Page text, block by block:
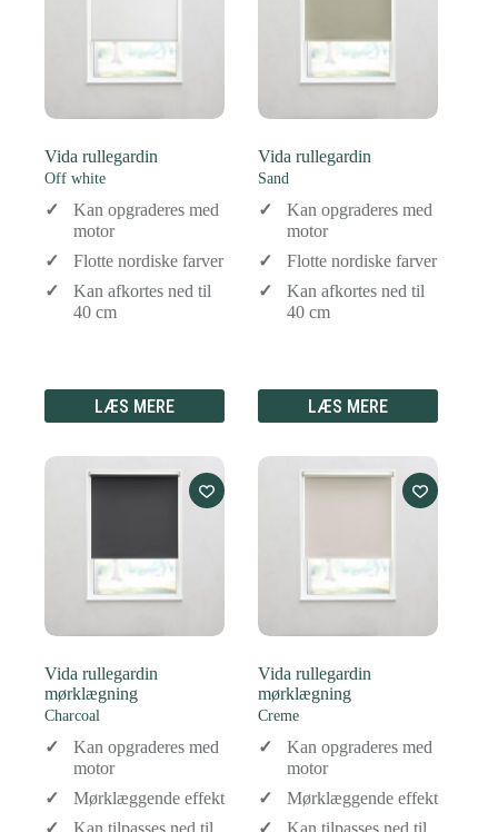
Vida rullegardin
Off white
Kan opgraderes med
motor
Flotte nordiske farver
Kan afkortes ned til
40 cm
LÆS MERE
Vida rullegardin
Sand
Kan opgraderes med
motor
Flotte nordiske farver
Kan afkortes ned til
40 cm
LÆS MERE
Vida rullegardin
mørklægning
Charcoal
Kan opgraderes med
motor
Mørklæggende effekt
Vida rullegardin
mørklægning
Creme
Kan opgraderes med
motor
Mørklæggende effekt